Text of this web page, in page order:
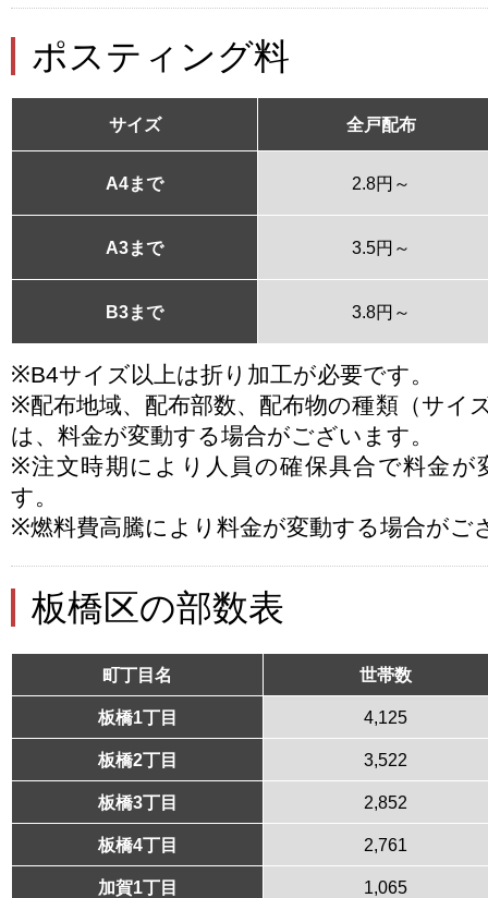
ポスティング料
サイズ 全戸配布
A4まで 2.8円～
A3まで 3.5円～
B3まで 3.8円～
※B4サイズ以上は折り加工が必要です。
※配布地域、配布部数、配布物の種類（サイ
は、料金が変動する場合がございます。
※注文時期により人員の確保具合で料金が
す。
※燃料費高騰により料金が変動する場合がご
板橋区の部数表
町丁目名 世帯数
板橋1丁目 4,125
板橋2丁目 3,522
板橋3丁目 2,852
板橋4丁目 2,761
加賀1丁目 1,065